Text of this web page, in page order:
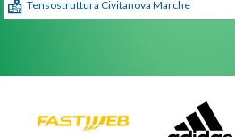
Tensostruttura Civitanova Marche